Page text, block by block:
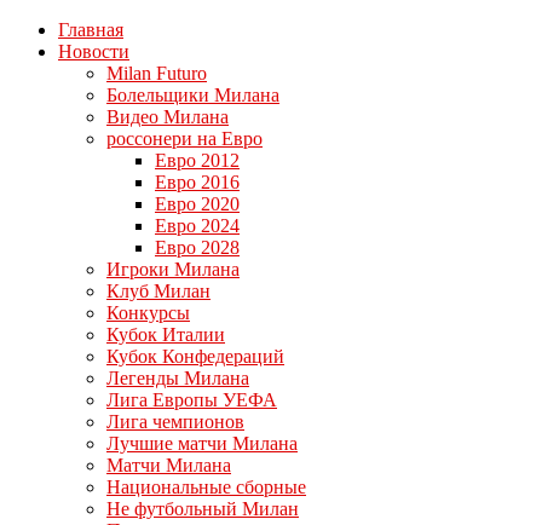
Главная
Новости
Milan Futuro
Болельщики Милана
Видео Милана
россонери на Евро
Евро 2012
Евро 2016
Евро 2020
Евро 2024
Евро 2028
Игроки Милана
Клуб Милан
Конкурсы
Кубок Италии
Кубок Конфедераций
Легенды Милана
Лига Европы УЕФА
Лига чемпионов
Лучшие матчи Милана
Матчи Милана
Национальные сборные
Не футбольный Милан